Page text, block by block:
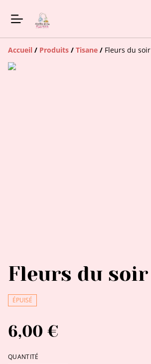
Accueil / Produits / Tisane / Fleurs du soir
Fleurs du soir
ÉPUISÉ
6,00 €
QUANTITÉ